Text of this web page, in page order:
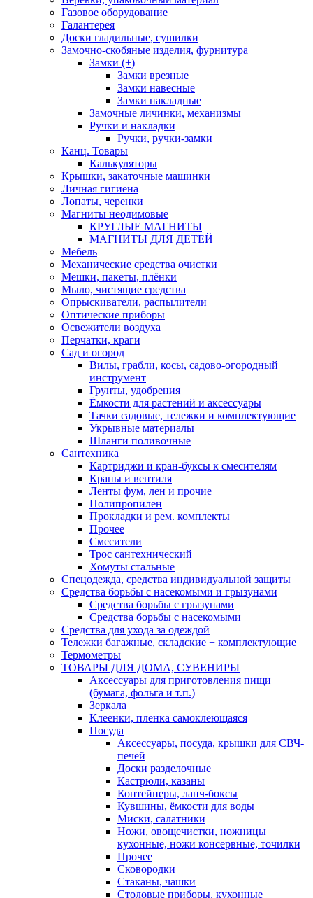
Газовое оборудование
Галантерея
Доски гладильные, сушилки
Замочно-скобяные изделия, фурнитура
Замки (+)
Замки врезные
Замки навесные
Замки накладные
Замочные личинки, механизмы
Ручки и накладки
Ручки, ручки-замки
Канц. Товары
Калькуляторы
Крышки, закаточные машинки
Личная гигиена
Лопаты, черенки
Магниты неодимовые
КРУГЛЫЕ МАГНИТЫ
МАГНИТЫ ДЛЯ ДЕТЕЙ
Мебель
Механические средства очистки
Мешки, пакеты, плёнки
Мыло, чистящие средства
Опрыскиватели, распылители
Оптические приборы
Освежители воздуха
Перчатки, краги
Сад и огород
Вилы, грабли, косы, садово-огородный
инструмент
Грунты, удобрения
Ёмкости для растений и аксессуары
Тачки садовые, тележки и комплектующие
Укрывные материалы
Шланги поливочные
Сантехника
Картриджи и кран-буксы к смесителям
Краны и вентиля
Ленты фум, лен и прочие
Полипропилен
Прокладки и рем. комплекты
Прочее
Смесители
Трос сантехнический
Хомуты стальные
Спецодежда, средства индивидуальной защиты
Средства борьбы с насекомыми и грызунами
Средства борьбы с грызунами
Средства борьбы с насекомыми
Средства для ухода за одеждой
Тележки багажные, складские + комплектующие
Термометры
ТОВАРЫ ДЛЯ ДОМА, СУВЕНИРЫ
Аксессуары для приготовления пищи
(бумага, фольга и т.п.)
Зеркала
Клеенки, пленка самоклеющаяся
Посуда
Аксессуары, посуда, крышки для СВЧ-
печей
Доски разделочные
Кастрюли, казаны
Контейнеры, ланч-боксы
Кувшины, ёмкости для воды
Миски, салатники
Ножи, овощечистки, ножницы
кухонные, ножи консервные, точилки
Прочее
Сковородки
Стаканы, чашки
Столовые приборы, кухонные